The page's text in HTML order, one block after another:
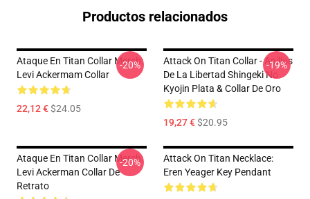
Productos relacionados
Ataque En Titan Collar Merch:
Levi Ackermam Collar
22,12 €$24.05
-20%
Attack On Titan Collar - Anillos
De La Libertad Shingeki No
Kyojin Plata & Collar De Oro
19,27 €$20.95
-19%
Ataque En Titan Collar Merch:
Levi Ackerman Collar De
Retrato
-20%
Attack On Titan Necklace:
Eren Yeager Key Pendant